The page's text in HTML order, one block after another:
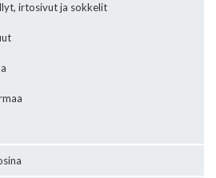
irtosivut ja sokkelit